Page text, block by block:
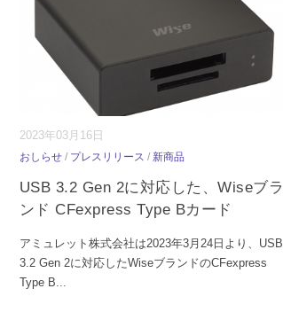
2023年03月16日
おしらせ/ プレスリリース / 新商品
USB 3.2 Gen 2に対応した、Wiseブラ
ンド CFexpress Type Bカード
アミュレット株式会社は2023年3月24日より、USB
3.2 Gen 2に対応したWiseブランドのCFexpress
Type B...